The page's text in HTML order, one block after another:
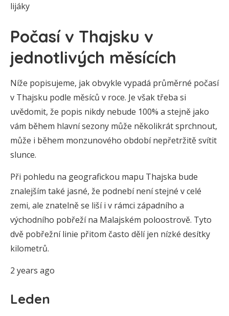
lijáky
Počasí v Thajsku v
jednotlivých měsících
Níže popisujeme, jak obvykle vypadá průměrné počasí
v Thajsku podle měsíců v roce. Je však třeba si
uvědomit, že popis nikdy nebude 100% a stejně jako
vám během hlavní sezony může několikrát sprchnout,
může i během monzunového období nepřetržitě svítit
slunce.
Při pohledu na geografickou mapu Thajska bude
znalejším také jasné, že podnebí není stejné v celé
zemi, ale znatelně se liší i v rámci západního a
východního pobřeží na Malajském poloostrově. Tyto
dvě pobřežní linie přitom často dělí jen nízké desítky
kilometrů.
2 years ago
Leden